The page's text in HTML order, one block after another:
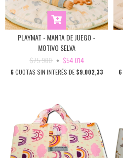
PLAYMAT - MANTA DE JUEGO -
MOTIVO SELVA
$75.900
$54.014
6 CUOTAS SIN INTERÉS DE $9.002,33 6